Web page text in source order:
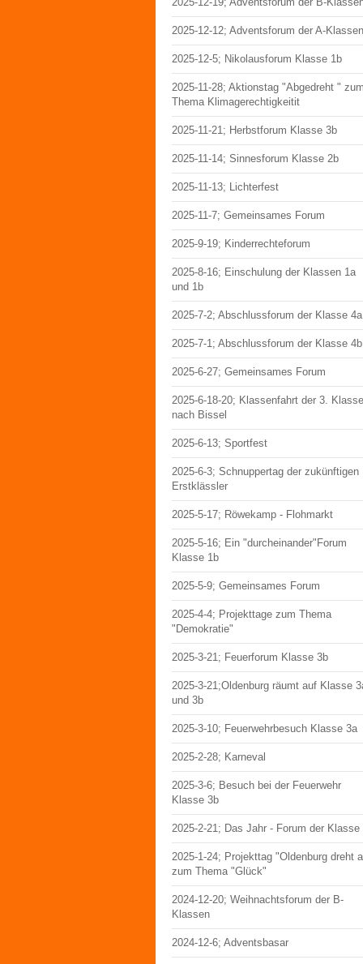
2025-12-12; Adventsforum der A-Klassen
2025-12-5; Nikolausforum Klasse 1b
2025-11-28; Aktionstag "Abgedreht "
Thema Klimagerechtigkeitit
2025-11-21; Herbstforum Klasse 3b
2025-11-14; Sinnesforum Klasse 2b
2025-11-13; Lichterfest
2025-11-7; Gemeinsames Forum
2025-9-19; Kinderrechteforum
2025-8-16; Einschulung der Klassen 1a
und 1b
2025-7-2; Abschlussforum der Klasse 4a
2025-7-1; Abschlussforum der Klasse 4b
2025-6-27; Gemeinsames Forum
2025-6-18-20; Klassenfahrt der 3.
nach Bissel
2025-6-13; Sportfest
2025-6-3; Schnuppertag der zukünftigen
Erstklässler
2025-5-17; Röwekamp - Flohmarkt
2025-5-16; Ein "durcheinander"Forum
Klasse 1b
2025-5-9; Gemeinsames Forum
2025-4-4; Projekttage zum Thema
"Demokratie"
2025-3-21; Feuerforum Klasse 3b
2025-3-21;Oldenburg räumt auf Klasse
und 3b
2025-3-10; Feuerwehrbesuch Klasse 3a
2025-2-28; Karneval
2025-3-6; Besuch bei der Feuerwehr
Klasse 3b
2025-2-21; Das Jahr - Forum der Klasse
2025-1-24; Projekttag "Oldenburg dreht
zum Thema "Glück"
2024-12-20; Weihnachtsforum der B-
Klassen
2024-12-6; Adventsbasar